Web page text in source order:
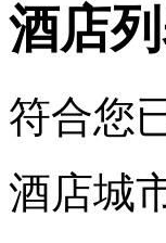
酒店
符合您
酒店城